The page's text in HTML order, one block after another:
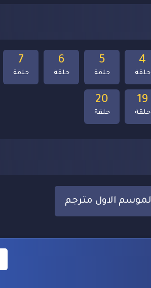
20
حلقة
19
حلقة
7
حلقة
6
حلقة
5
حلقة
4
حلقة